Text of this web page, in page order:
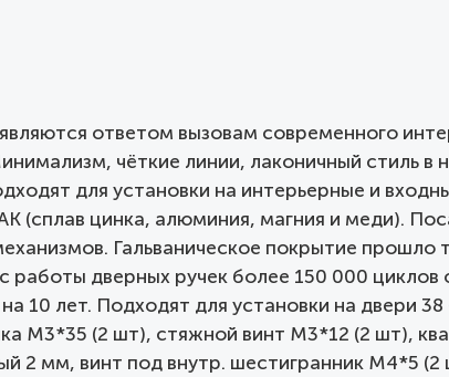
ответом вызовам современного
чёткие линии, лаконичный стиль в
для установки на интерьерные и
(сплав цинка, алюминия, магния и меди).
Гальваническое покрытие прошло
работы дверных ручек более 150 000 циклов
10 лет. Подходят для установки на двери
М3*35 (2 шт), стяжной винт М3*12 (2 шт),
2 мм, винт под внутр. шестигранник М4*5 (2